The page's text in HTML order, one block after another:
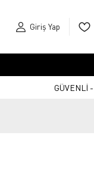
Giriş Yap
GÜVENLİ -